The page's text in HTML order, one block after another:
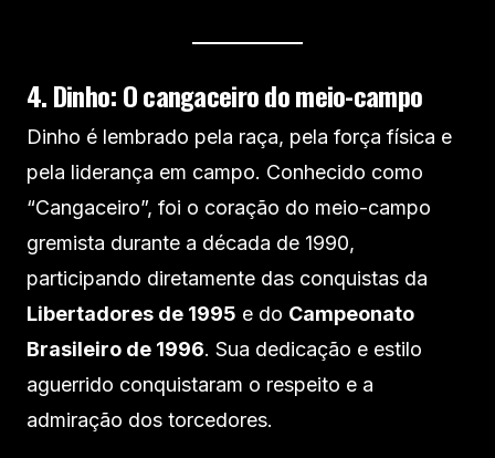
4. Dinho: O cangaceiro do meio-campo
Dinho é lembrado pela raça, pela força física e
pela liderança em campo. Conhecido como
“Cangaceiro”, foi o coração do meio-campo
gremista durante a década de 1990,
participando diretamente das conquistas da
Libertadores de 1995 e do Campeonato
Brasileiro de 1996. Sua dedicação e estilo
aguerrido conquistaram o respeito e a
admiração dos torcedores.